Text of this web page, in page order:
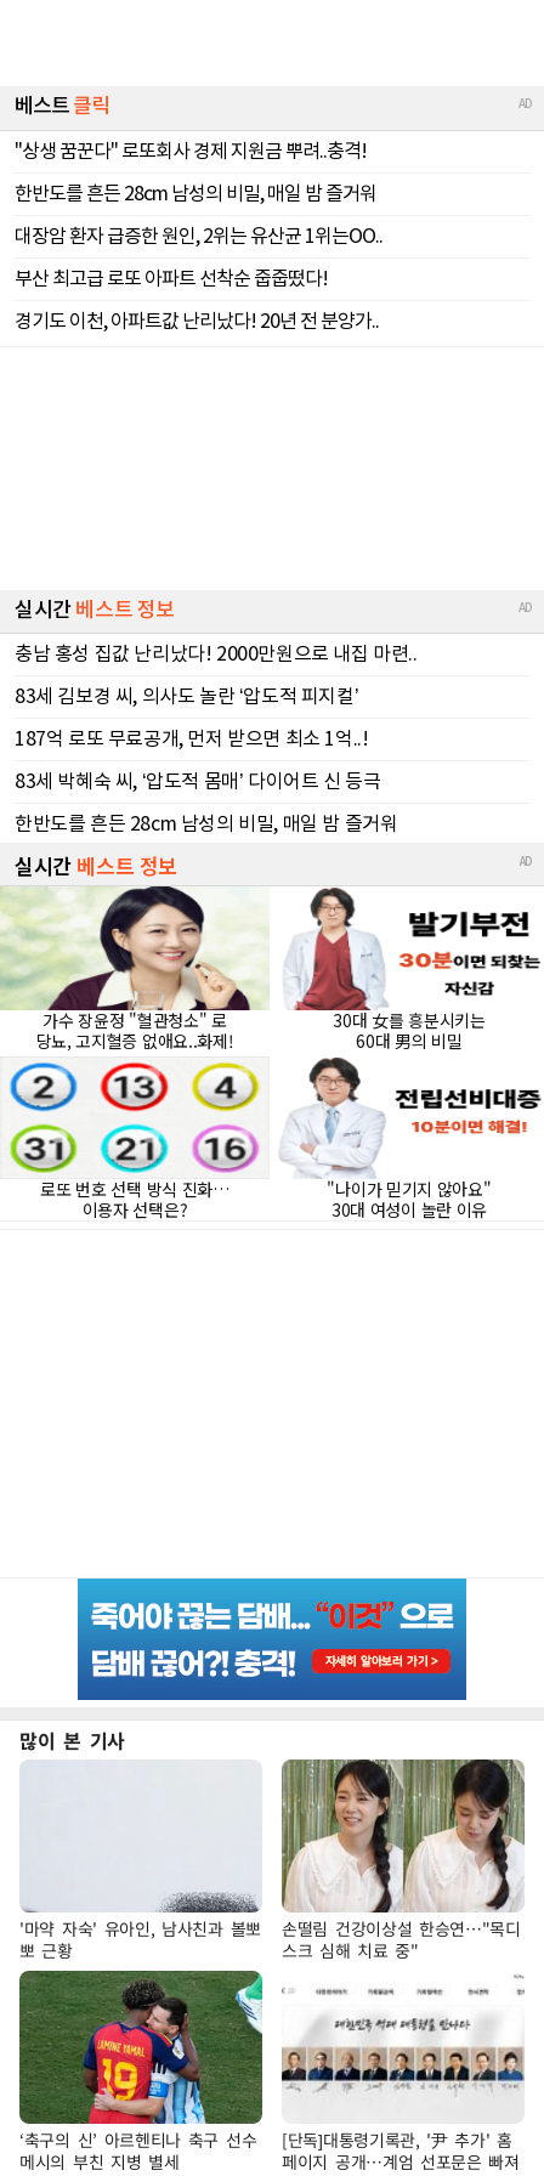
많이 본 기사
'마약 자숙' 유아인, 남사친과 볼뽀
뽀 근황
손떨림 건강이상설 한승연…"목디
스크 심해 치료 중"
‘축구의 신’ 아르헨티나 축구 선수
메시의 부친 지병 별세
[단독]대통령기록관, '尹 추가' 홈
페이지 공개…계엄 선포문은 빠져